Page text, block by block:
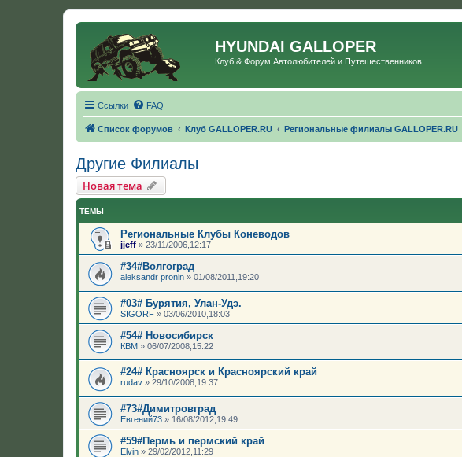
HYUNDAI GALLOPER
Клуб & Форум Автолюбителей и Путешественников
Ссылки FAQ
Список форумов Клуб GALLOPER.RU Региональные филиалы GALLOPER.RU
Другие Филиалы
Новая тема
ТЕМЫ
Региональные Клубы Коневодов
jjeff » 23/11/2006,12:17
#34#Волгоград
aleksandr pronin » 01/08/2011,19:20
#03# Бурятия, Улан-Удэ.
SIGORF » 03/06/2010,18:03
#54# Новосибирск
КВМ » 06/07/2008,15:22
#24# Красноярск и Красноярский край
rudav » 29/10/2008,19:37
#73#Димитровград
Евгений73 » 16/08/2012,19:49
#59#Пермь и пермский край
Elvin » 29/02/2012,11:29